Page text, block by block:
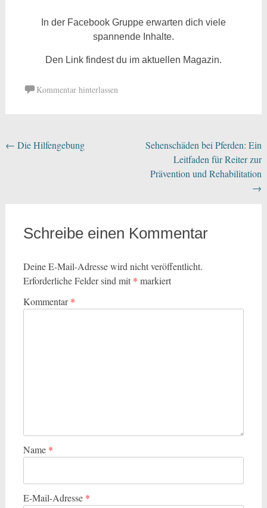
In der Facebook Gruppe erwarten dich viele
spannende Inhalte.
Den Link findest du im aktuellen Magazin.
Kommentar hinterlassen
← Die Hilfengebung
Sehenschäden bei Pferden: Ein
Leitfaden für Reiter zur
Prävention und Rehabilitation
→
Schreibe einen Kommentar
Deine E-Mail-Adresse wird nicht veröffentlicht.
Erforderliche Felder sind mit * markiert
Kommentar*
Name *
E-Mail-Adresse *